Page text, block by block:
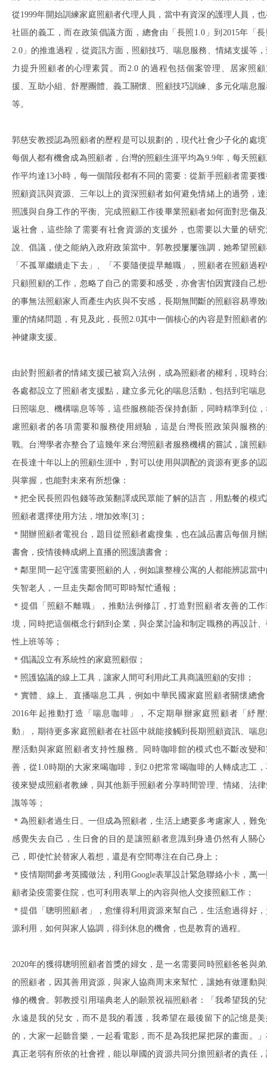
從1999年開始訓練家庭照顧者代理人員，當中有資深的護理人員，
社區的義工，而在政策倡議方面，總會由「長照1.0」到2015年「長
2.0」的推進過程，從資訊方面，照顧技巧、喘息服務、情緒支援等
力提升照顧者的心理素質。而2.0 的過程包括個案管理、居家照顧
援、互助小組、舒壓團體、義工關懷、照顧技巧訓練、多元化喘息
等。
郭慈安教授認為照顧者的歷程是可以規劃的，現代社會少子化的處
每個人都有機會成為照顧者，台灣的照顧生涯平均為9.9年，每天照
作平均達13小時，每一個階段都有不同的需要：從新手照顧者需要
照顧資訊與資源、三年以上的資深照顧者如何避免情緒上的過勞，
照護與自身工作的平衡、完成照顧工作後畢業照顧者如何面對悲傷
返社會，這些除了需要有社會資源的支援外，也需要以大量的研究
說、倡議，使之能納入政府政策當中。郭教授屢屢強調，她希望照
「不孤單繼續走下去」、「不要隨便提早離職」，照顧者在照顧過
只顧照顧的工作，忽略了自己的需要和感受，亦會害怕因實踐自己
的事無法照顧家人而產生內疚與不安感，長期無間斷的照顧容易導
重的情緒問題，有見及此，長照2.0其中一個核心的內容是對照顧者
神健康支援。
由於對照顧者的情緒支援已被寫入法例，成為照顧者的權利，現時
各處都設立了照顧者支援點，建立多元化的喘息活動，包括到宅喘
日照喘息、機構喘息等等，這些服務能否保持創新，同時精準到位
慮照顧者的各項需要和服務使用經驗，這是台灣長照政策與服務的
戰。台灣學者亦整合了這幾年來台灣照顧者服務機構的嘗試，讓照
在長達十年以上的照顧生涯中，對可以使用與調配的資源有更多的
與掌握，也能對未來有所想像：
＊把全民長照四包錢等政策翻譯成民眾能了解的語言，用點餐的模
照顧者選擇使用方法，增加效率[3]；
＊開辦照顧者電視台，題目從照顧者處搜集，也在誠品書店每個月
書會，疫情後轉成網上直播的照護讀書會；
＊鄰里間一起守護需要照顧的人，例如讓整橦公寓的人都能辨認當
失智老人，一旦走失鄰舍間可即時幫忙通報；
＊提倡「照顧不離職」，推動法例修訂，打造對照顧者友善的工作
境，同時把這個概念行銷到企業，與企業討論和制定職務的再設計
性上班等等；
＊倡議設立有系統性的家庭照顧假；
＊照護協議的線上工具，讓家人間可利用此工具商議照顧的安排；
＊實體、線上、直播喘息工具，例如中華民國家庭照顧者關懷總會
2016年起推動打造「喘息咖啡」，不定期舉辦家庭照顧者「紓壓
動」，期待更多家庭照顧者在社區中就能接觸到長期照顧資訊、喘
壓活動與家庭照顧者支持性服務。同時咖啡館的模式也不斷改變和
善，從1.0時期的大家來喝咖啡，到2.0把常常喝咖啡的人轉成志工
後來變成照顧者教練，與其他新手照顧者分享時間管理、情緒、法
識等等；
＊為照顧者過生日。一但成為照顧者，生活上總要多考慮家人，難
感覺失去自己，生日會的目的是讓照顧者意識到身邊仍然有人關心
己，即使忙於替家人着想，還是有空間專注在自己身上；
＊疫情期間參考英國做法，利用Google表單設計緊急聯絡小卡，萬
顧者染疫需要住院，也可利用表單上的內容與他人交接照顧工作；
＊提倡「聰明照顧者」，愈懂得利用資源來幫自己，生活愈過得好
源利用，如何與家人協調，得到休息的機會，也是教育的過程。
2020年的獲得聰明照顧者首獎的婦女，是一名需要同時照顧爸爸與
的照顧者，因其善用資源，與家人協商周末來幫忙，讓她有做運動
修的機會。郭教授引用瑞典老人的願景祝福照顧者：「我希望我的
永遠是我的兒女，而不是我的看護，我希望在最後留下的記憶是美
的，大家一起聽音樂，一起看電影，而不是為我把屎把尿的畫面。
真正老弱有所依的社會裡，能以舉國的資源共同分擔照顧者的責任